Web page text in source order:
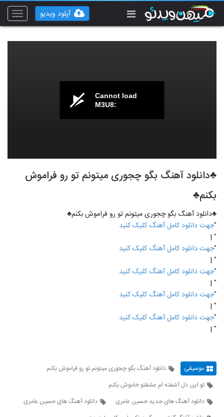
Toggle
آپلود ویدیو
Cannot load
M3U8:
♣دانلود آهنگ بگو چجوری میتونم تو رو فراموش
بکنم♣
♣دانلود آهنگ بگو چجوری میتونم تو رو فراموش بکنم♣
"جهت دانلود کامل آهنگ کلیک کنید
" |
"جهت دانلود کامل آهنگ کلیک کنید
" |
"جهت دانلود کامل آهنگ کلیک کنید
" |
"جهت دانلود کامل آهنگ کلیک کنید
" |
"جهت دانلود کامل آهنگ کلیک کنید
" |
موسیقی
دانلود آهنگ بگو چجوری میتونم تو رو فراموش بکنم
تو این دل آشفته ام عشقتو خاموش بکنم
دانلود آهنگ های جدید حسین عامری
دانلود آهنگ های حسین عامری